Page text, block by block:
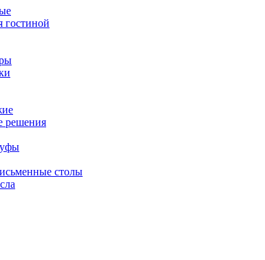
гостиной
решения
столы